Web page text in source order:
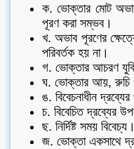
ক. ভোক্তার মোট
পূরণ করা সম্ভব।
খ. অভাব পূরণের
পরিবর্তক হয় না।
গ. ভোক্তার আচরণ
ঘ. ভোক্তার আয়, রুচি
ঙ. বিবেচনাধীন
চ. বিবেচিত দ্রব্যের
ছ. নির্দিষ্ট সময় বিবেচ্য।
জ. ভোক্তা একসাথে